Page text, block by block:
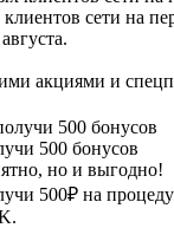
сети на
акциями и
500 бонусов
но и выгодно!
500₽ на